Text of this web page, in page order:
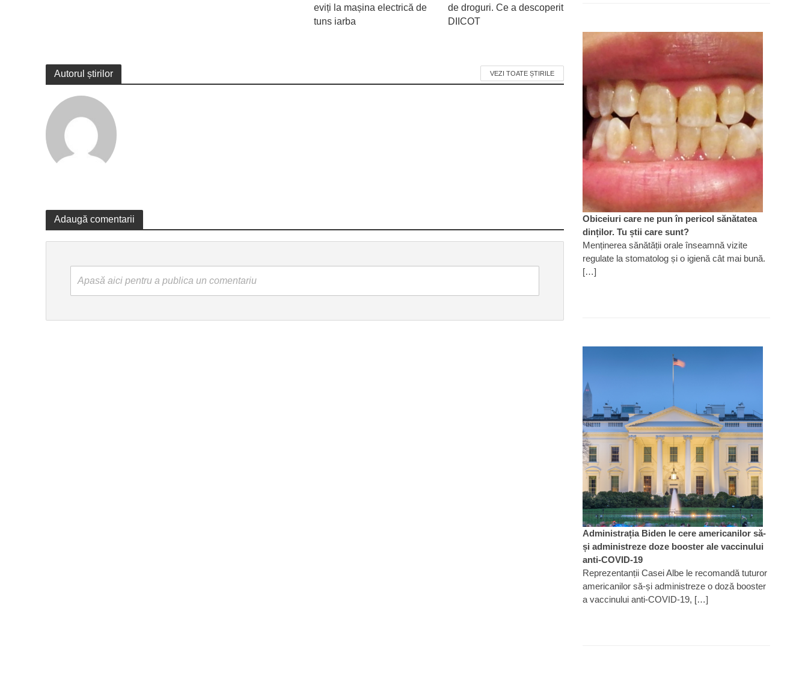
eviți la mașina electrică de
tuns iarba
de droguri. Ce a descoperit
DIICOT
Autorul știrilor VEZI TOATE ȘTIRILE
Adaugă comentarii
Apasă aici pentru a publica un comentariu
Obiceiuri care ne pun în pericol sănătatea
dinților. Tu știi care sunt?
Menținerea sănătății orale înseamnă vizite
regulate la stomatolog și o igienă cât mai bună.
[…]
Administrația Biden le cere americanilor să-
și administreze doze booster ale vaccinului
anti-COVID-19
Reprezentanții Casei Albe le recomandă tuturor
americanilor să-și administreze o doză booster
a vaccinului anti-COVID-19, […]